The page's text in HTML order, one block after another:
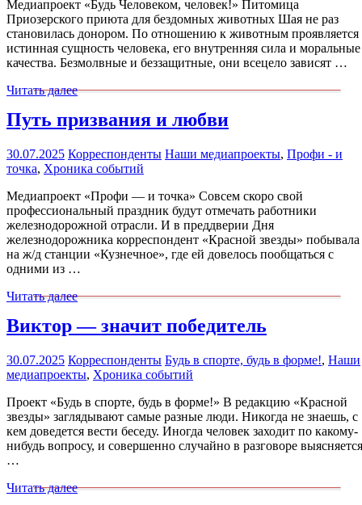
Медиапроект «Будь Человеком, человек!» Питомица
Приозерского приюта для бездомных животных Шая не раз
становилась донором. По отношению к животным проявляется
истинная сущность человека, его внутренняя сила и моральные
качества. Безмолвные и беззащитные, они всецело зависят …
Читать далее
Путь призвания и любви
30.07.2025 Корреспонденты Наши медиапроекты, Профи - и
точка, Хроника событий
Медиапроект «Профи — и точка» Совсем скоро свой
профессиональный праздник будут отмечать работники
железнодорожной отрасли. И в преддверии Дня
железнодорожника корреспондент «Красной звезды» побывала
на ж/д станции «Кузнечное», где ей довелось пообщаться с
одними из …
Читать далее
Виктор — значит победитель
30.07.2025 Корреспонденты Будь в спорте, будь в форме!, Наши
медиапроекты, Хроника событий
Проект «Будь в спорте, будь в форме!» В редакцию «Красной
звезды» заглядывают самые разные люди. Никогда не знаешь, с
кем доведется вести беседу. Иногда человек заходит по какому-
нибудь вопросу, и совершенно случайно в разговоре выясняется
…
Читать далее